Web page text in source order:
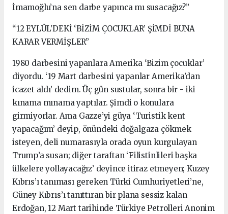
İmamoğlu’na sen darbe yapınca mı susacağız?”
“12 EYLÜL’DEKİ ‘BİZİM ÇOCUKLAR’ ŞİMDİ BUNA
KARAR VERMİŞLER”
1980 darbesini yapanlara Amerika ‘Bizim çocuklar’
diyordu. ‘19 Mart darbesini yapanlar Amerika’dan
icazet aldı’ dedim. Üç gün sustular, sonra bir - iki
kınama mınama yaptılar. Şimdi o konulara
girmiyorlar. Ama Gazze’yi güya ‘Turistik kent
yapacağım’ deyip, önündeki doğalgaza çökmek
isteyen, deli numarasıyla orada oyun kurgulayan
Trump’a susan; diğer taraftan ‘Filistinlileri başka
ülkelere yollayacağız’ deyince itiraz etmeyen; Kuzey
Kıbrıs’ı tanıması gereken Türki Cumhuriyetleri’ne,
Güney Kıbrıs’ı tanıttıran bir plana sessiz kalan
Erdoğan, 12 Mart tarihinde Türkiye Petrolleri Anonim